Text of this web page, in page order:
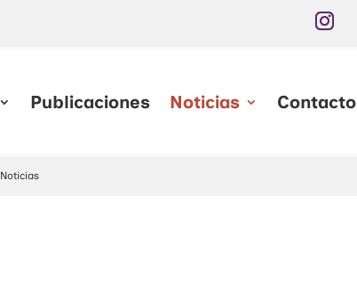
Publicaciones Noticias Contacto
Noticias